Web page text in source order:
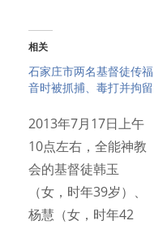
相关
石家庄市两名基督徒传福
音时被抓捕、毒打并拘留
2013年7月17日上午
10点左右，全能神教
会的基督徒韩玉
（女，时年39岁）、
杨慧（女，时年42